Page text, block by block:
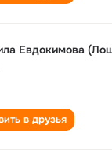
Евдокимова
в друзья